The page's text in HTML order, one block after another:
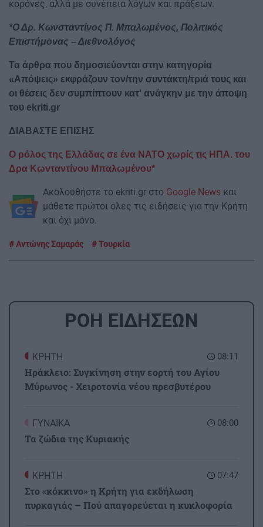
κορόνες, αλλά με συνέπεια λόγων και πράξεων.
*Ο Δρ. Κωνσταντίνος Π. Μπαλωμένος, Πολιτικός
Επιστήμονας – Διεθνολόγος
Τα άρθρα που δημοσιεύονται στην κατηγορία
«Απόψεις» εκφράζουν τον/την συντάκτη/τριά τους και
οι θέσεις δεν συμπίπτουν κατ' ανάγκην με την άποψη
του ekriti.gr
ΔΙΑΒΑΣΤΕ ΕΠΙΣΗΣ
Ο ρόλος της Ελλάδας σε ένα ΝΑΤΟ χωρίς τις ΗΠΑ. του
Δρα Κωνταντίνου Μπαλωμένου*
Ακολουθήστε το ekriti.gr στο Google News και
μάθετε πρώτοι όλες τις ειδήσεις για την Κρήτη
και όχι μόνο.
Αντώνης Σαμαράς Τουρκία
ΡΟΗ ΕΙΔΗΣΕΩΝ
08:11
ΚΡΗΤΗ
Ηράκλειο: Συγκίνηση στην εορτή του Αγίου
Μύρωνος - Χειροτονία νέου πρεσβυτέρου
08:00
ΓΥΝΑΙΚΑ
Τα ζώδια της Κυριακής
07:47
ΚΡΗΤΗ
Στο «κόκκινο» η Κρήτη για εκδήλωση
πυρκαγιάς – Πού απαγορεύεται η κυκλοφορία